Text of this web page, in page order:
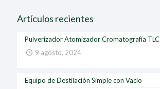
Artículos recientes
Pulverizador Atomizador Cromatografía TLC
9 agosto, 2024
Equipo de Destilación Simple con Vacío